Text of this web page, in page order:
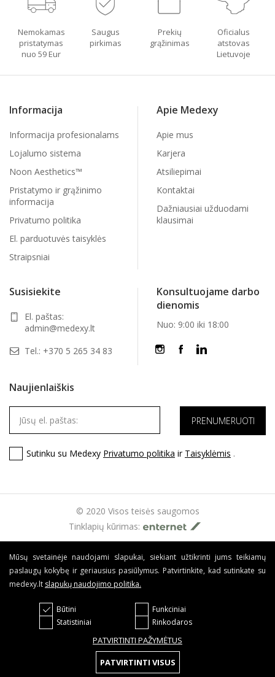
Nemokamas
pristatymas
nuo 59 Eur
Saugus
pirkimas
Prekių
grąžinimas
Oficialus
atstovas
Lietuvoje
Informacija
Informacija profesionalams
Lojalumo sistema
Noon Aesthetics™
Pristatymo ir grąžinimo
informacija
Privatumo politika
El. parduotuvės taisyklės
Straipsniai
Apie Medexy
Apie mus
Karjera
Atsiliepimai
Kontaktai
Dažniausiai užduodami
klausimai
Susisiekite
El. paštas:
admin@medexy.lt
Tel.: +370 5 265 34 83
Konsultuojame darbo
dienomis
Nuo: 9:00 iki 18:00
Naujienlaiškis
Sutinku su Medexy Privatumo politika ir Taisyklėmis .
© 2020 Visos teisės saugomos
Tinklapių kūrimas:
Mūsų svetainėje naudojami slapukai, siekiant užtikrinti jums teikiamų
paslaugų kokybę ir geriausius pasiūlymus. Patvirtinkite, kad sutinkate su
medexy.lt slapukų naudojimo politika.
Būtini
Funkciniai
Statistiniai
Rinkodaros
PATVIRTINTI PAŽYMĖTUS
PATVIRTINTI VISUS